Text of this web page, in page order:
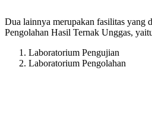
Dua lainnya merupakan fasilitas yang
Pengolahan Hasil Ternak Unggas,
Laboratorium Pengujian
Laboratorium Pengolahan